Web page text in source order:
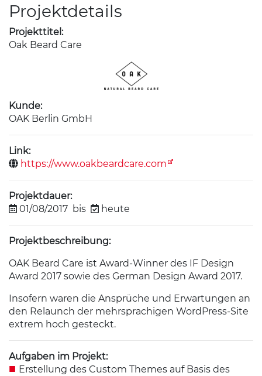
Projektdetails
Projekttitel:
Oak Beard Care
Kunde:
OAK Berlin GmbH
Link:
https://www.oakbeardcare.com
Projektdauer:
01/08/2017 bis heute
Projektbeschreibung:
OAK Beard Care ist Award-Winner des IF Design
Award 2017 sowie des German Design Award 2017.
Insofern waren die Ansprüche und Erwartungen an
den Relaunch der mehrsprachigen WordPress-Site
extrem hoch gesteckt.
Aufgaben im Projekt:
Erstellung des Custom Themes auf Basis des